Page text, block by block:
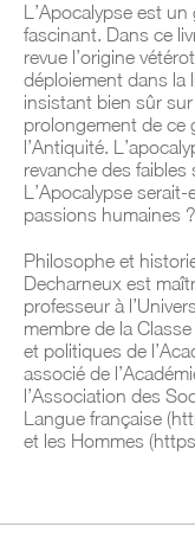
L’Apocalypse est un
fascinant. Dans ce
revue l’origine
déploiement dans la
insistant bien sûr sur
prolongement de ce
l’Antiquité.
revanche des
L’Apocalypse serait-
passions humaines ?
Philosophe et
Decharneux est
professeur à
membre de la
et politiques de
associé de
l’Association des
Langue française
et les Hommes (